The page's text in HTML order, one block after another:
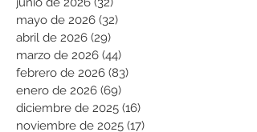
mayo de 2026 (32)
abril de 2026 (29)
marzo de 2026 (44)
febrero de 2026 (83)
enero de 2026 (69)
diciembre de 2025 (16)
noviembre de 2025 (17)